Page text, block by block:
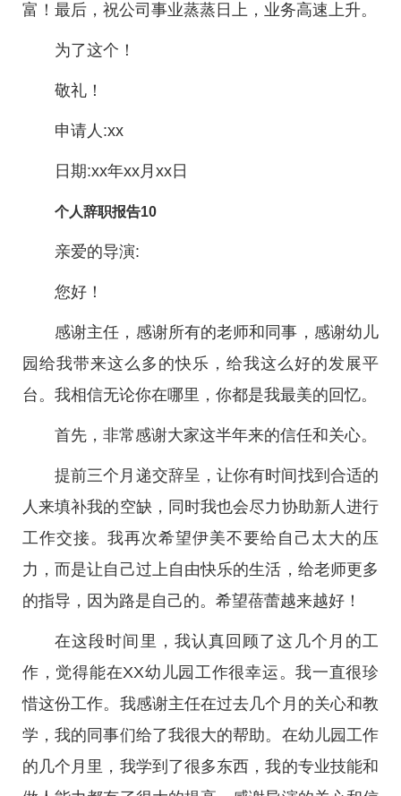
富！最后，祝公司事业蒸蒸日上，业务高速上升。
为了这个！
敬礼！
申请人:xx
日期:xx年xx月xx日
个人辞职报告10
亲爱的导演:
您好！
感谢主任，感谢所有的老师和同事，感谢幼儿
园给我带来这么多的快乐，给我这么好的发展平
台。我相信无论你在哪里，你都是我最美的回忆。
首先，非常感谢大家这半年来的信任和关心。
提前三个月递交辞呈，让你有时间找到合适的
人来填补我的空缺，同时我也会尽力协助新人进行
工作交接。我再次希望伊美不要给自己太大的压
力，而是让自己过上自由快乐的生活，给老师更多
的指导，因为路是自己的。希望蓓蕾越来越好！
在这段时间里，我认真回顾了这几个月的工
作，觉得能在XX幼儿园工作很幸运。我一直很珍
惜这份工作。我感谢主任在过去几个月的关心和教
学，我的同事们给了我很大的帮助。在幼儿园工作
的几个月里，我学到了很多东西，我的专业技能和